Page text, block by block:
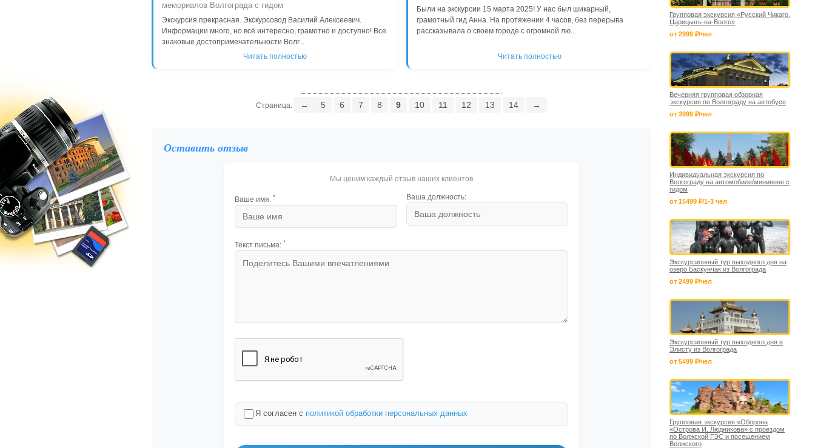
мемориалов Волгограда с гидом
Экскурсия прекрасная. Экскурсовод Василий Алексеевич.
Информации много, но всё интересно, грамотно и доступно! Все
знаковые достопримечательности Волг...
Читать полностью
Были на экскурсии 15 марта 2025! У нас был шикарный,
грамотный гид Анна. На протяжении 4 часов, без перерыва
рассказывала о своем городе с огромной лю...
Читать полностью
Страница: ← 5 6 7 8 9 10 11 12 13 14 →
Оставить отзыв
Мы ценим каждый отзыв наших клиентов
Ваше имя: * Ваша должность:
Текст письма: *
Я согласен с политикой обработки персональных данных
Групповая экскурсия «Русский Чикаго.
Царицынъ-на-Волге»
от 2999 ₽/чел
Вечерняя групповая обзорная
экскурсия по Волгограду на автобусе
от 3999 ₽/чел
Индивидуальная экскурсия по
Волгограду на автомобиле/минивене с
гидом
от 15499 ₽/1-3 чел
Экскурсионный тур выходного дня на
озеро Баскунчак из Волгограда
от 2499 ₽/чел
Экскурсионный тур выходного дня в
Элисту из Волгограда
от 5499 ₽/чел
Групповая экскурсия «Оборона
«Острова И. Людникова» с проездом
по Волжской ГЭС и посещением
Волжского